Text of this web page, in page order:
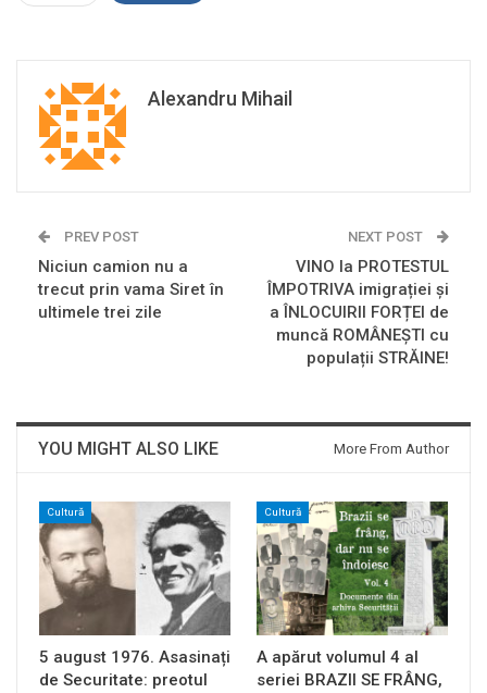
Alexandru Mihail
PREV POST
Niciun camion nu a
trecut prin vama Siret în
ultimele trei zile
NEXT POST
VINO la PROTESTUL
ÎMPOTRIVA imigrației și
a ÎNLOCUIRII FORȚEI de
muncă ROMÂNEȘTI cu
populații STRĂINE!
YOU MIGHT ALSO LIKE More From Author
Cultură
5 august 1976. Asasinați
de Securitate: preotul
Cultură
A apărut volumul 4 al
seriei BRAZII SE FRÂNG,